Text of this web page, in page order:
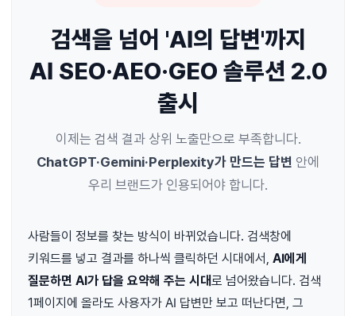
검색을 넘어 'AI의 답변'까지
AI SEO·AEO·GEO 솔루션 2.0
출시
이제는 검색 결과 상위 노출만으로 부족합니다.
ChatGPT·Gemini·Perplexity가 만드는 답변 안에
우리 브랜드가 인용되어야 합니다.
사람들이 정보를 찾는 방식이 바뀌었습니다. 검색창에
키워드를 넣고 결과를 하나씩 클릭하던 시대에서, AI에게
질문하면 AI가 답을 요약해 주는 시대로 넘어왔습니다. 검색
1페이지에 올라도 사용자가 AI 답변만 보고 떠난다면, 그